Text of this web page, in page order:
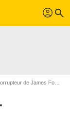
profil search
de James Foley